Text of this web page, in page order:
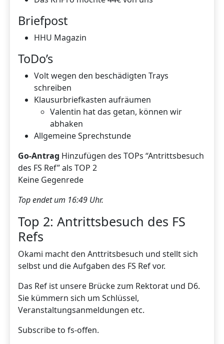
Briefpost
HHU Magazin
ToDo’s
Volt wegen den beschädigten Trays
schreiben
Klausurbriefkasten aufräumen
Valentin hat das getan, können wir
abhaken
Allgemeine Sprechstunde
Go-Antrag Hinzufügen des TOPs “Antrittsbesuch
des FS Ref” als TOP 2
Keine Gegenrede
Top endet um 16:49 Uhr.
Top 2: Antrittsbesuch des FS
Refs
Okami macht den Anttritsbesuch und stellt sich
selbst und die Aufgaben des FS Ref vor.
Das Ref ist unsere Brücke zum Rektorat und D6.
Sie kümmern sich um Schlüssel,
Veranstaltungsanmeldungen etc.
Subscribe to fs-offen.